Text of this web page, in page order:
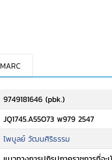
MARC
9749181646 (pbk.)
JQ1745.A55O73 พ979 2547
ไพบูลย์ วัฒนศิริธรรม